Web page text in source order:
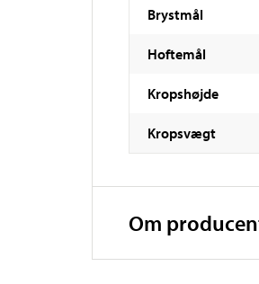
Brystmål
Hoftemål
Kropshøjde
Kropsvægt
Om